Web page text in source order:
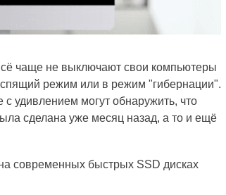
чаще не выключают свои компьютеры
режим или в режим "гибернации".
удивлением могут обнаружить, что
сделана уже месяц назад, а то и ещё
современных быстрых SSD дисках